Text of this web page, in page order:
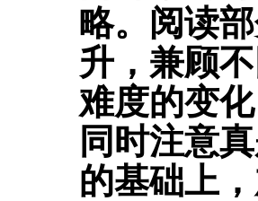
略。 阅读
升，兼顾
难度的变
同时注意
的基础上